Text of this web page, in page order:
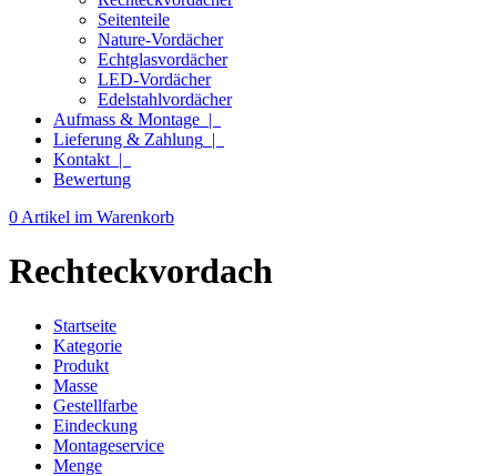
Seitenteile
Nature-Vordächer
Echtglasvordächer
LED-Vordächer
Edelstahlvordächer
Aufmass & Montage |
Lieferung & Zahlung |
Kontakt |
Bewertung
0 Artikel im Warenkorb
Rechteckvordach
Startseite
Kategorie
Produkt
Masse
Gestellfarbe
Eindeckung
Montageservice
Menge